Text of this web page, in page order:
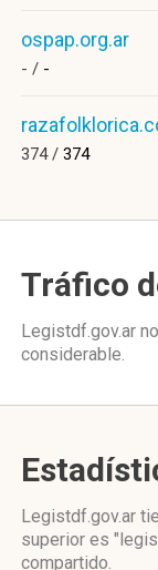
ospap.org.ar
- / -
374 / 374
Tráfico
Legistdf.gov.ar
considerable.
Legistdf.gov.ar
superior es
compartido.